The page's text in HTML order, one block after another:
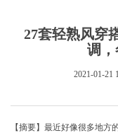
27套轻熟风穿
调
2021-01-21
【摘要】最近好像很多地